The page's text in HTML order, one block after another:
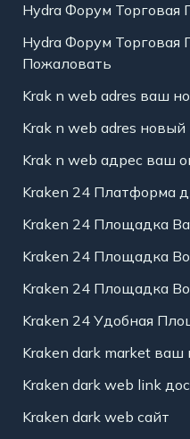
Hydra Форум
Hydra Форум
Пожаловать
Krak n web adres ваш
Krak n web adres новый
Krak n web адрес ваш
Kraken 24 Платформа
Kraken 24 Площадка
Kraken 24 Площадка
Kraken 24 Площадка
Kraken 24 Удобная
Kraken dark market
Kraken dark web link
Kraken dark web сайт